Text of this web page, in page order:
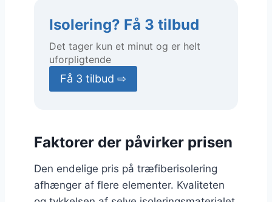
Isolering? Få 3 tilbud
Det tager kun et minut og er helt
uforpligtende
Få 3 tilbud ⇨
Faktorer der påvirker prisen
Den endelige pris på træfiberisolering
afhænger af flere elementer. Kvaliteten